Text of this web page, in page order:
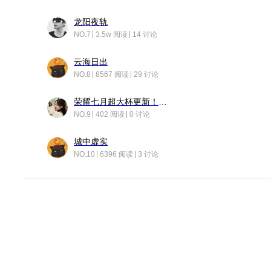
龙阳夜轨
NO.7 3.5w 阅读 14 讨论
云海日出
NO.8 8567 阅读 29 讨论
NO.9 402 阅读 0 讨论
城中虚实
NO.10 6396 阅读 3 讨论